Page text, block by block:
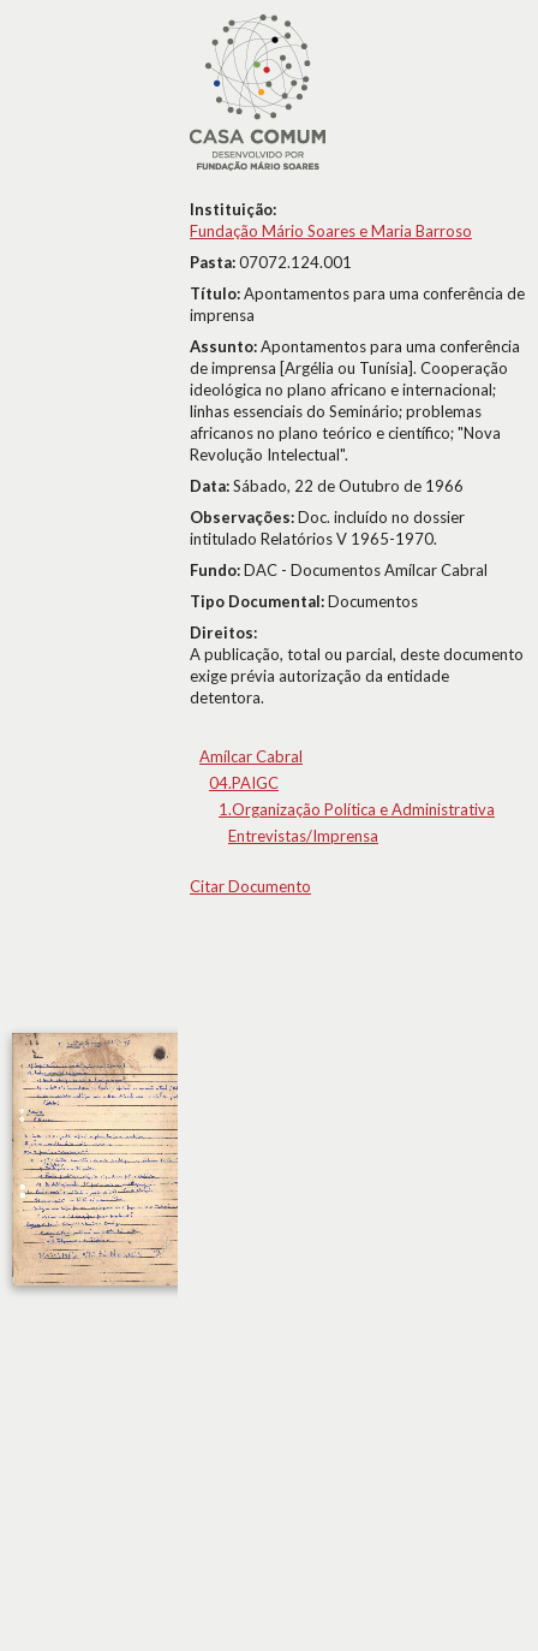
Instituição:
Fundação Mário Soares e Maria Barroso
Pasta:07072.124.001
Título:Apontamentos para uma conferência de
imprensa
Assunto:Apontamentos para uma conferência
de imprensa [Argélia ou Tunísia]. Cooperação
ideológica no plano africano e internacional;
linhas essenciais do Seminário; problemas
africanos no plano teórico e científico; "Nova
Revolução Intelectual".
Data:Sábado, 22 de Outubro de 1966
Observações:Doc. incluído no dossier
intitulado Relatórios V 1965-1970.
Fundo:DAC - Documentos Amílcar Cabral
Tipo Documental:Documentos
Direitos:
A publicação, total ou parcial, deste documento
exige prévia autorização da entidade
detentora.
Amílcar Cabral
04.PAIGC
1.Organização Política e Administrativa
Entrevistas/Imprensa
Citar Documento